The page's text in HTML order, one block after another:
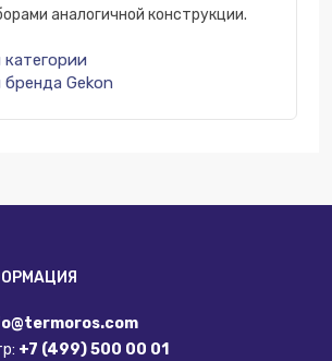
аналогичной конструкции.
Gekon
+7 (499) 500 00 01